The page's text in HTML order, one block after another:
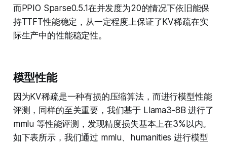
而PPIO Sparse0.5.1在并发度为20的情况下依旧能保
持TTFT性能稳定，从一定程度上保证了KV稀疏在实
际生产中的性能稳定性。
模型性能
因为KV稀疏是一种有损的压缩算法，而进行模型性能
评测，同样的至关重要，我们基于 Llama3-8B 进行了
mmlu 等性能评测，发现精度损失基本上在3%以内。
如下表所示，我们通过 mmlu、humanities 进行模型